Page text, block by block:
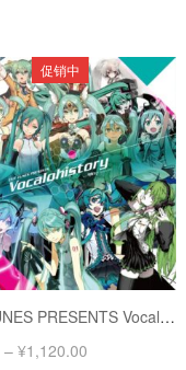
促销中
EXIT TUNES PRESENTS Vocalohistory 完全限定生产盘 feat.初音未来
– ¥1,120.00